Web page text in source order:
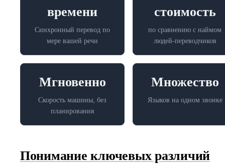
времени
Синхронный перевод по
мере вашей речи
стоимость
по сравнению с наймом
людей-переводчиков
Мгновенно
Скорость машины, без
планирования
Множество
Языков на одном звонке
Понимание ключевых различий